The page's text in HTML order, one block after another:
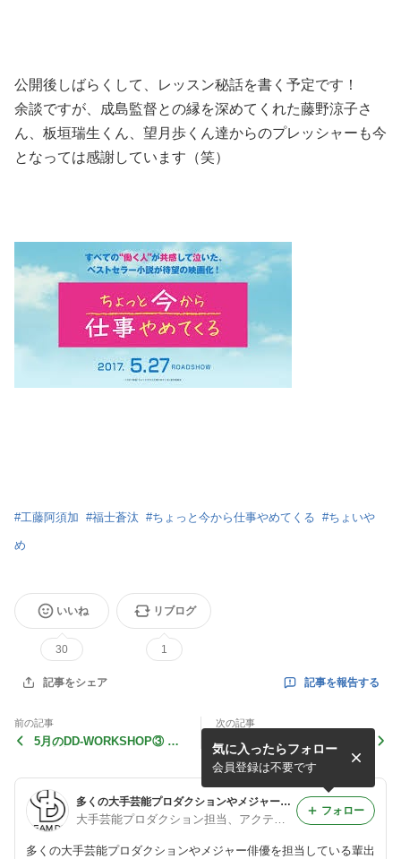
公開後しばらくして、レッスン秘話を書く予定です！
余談ですが、成島監督との縁を深めてくれた藤野涼子さ
ん、板垣瑞生くん、望月歩くん達からのプレッシャーも今
となっては感謝しています（笑）
#工藤阿須加 #福士蒼汰 #ちょっと今から仕事やめてくる #ちょいや
め
いいね
30
リブログ
1
記事をシェア 記事を報告する
前の記事
5月のDD-WORKSHOP③ ~
次の記事
5月のDD-WORKSHOP② ~
無料体験レッスン~
多くの大手芸能プロダクションやメジャー俳優を担当。輩出型ワークショップDD-WORKSHOP
多くの大手芸能プロダクションやメジャー俳優を担当している輩出
気に入ったらフォロー
会員登録は不要です
フォロー